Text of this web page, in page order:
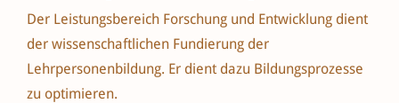
Der Leistungsbereich Forschung und Entwicklung dient
der wissenschaftlichen Fundierung der
Lehrpersonenbildung. Er dient dazu Bildungsprozesse
zu optimieren.